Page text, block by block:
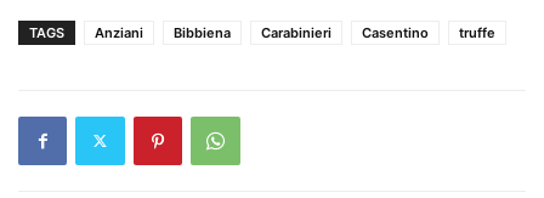
TAGS Anziani Bibbiena Carabinieri Casentino truffe